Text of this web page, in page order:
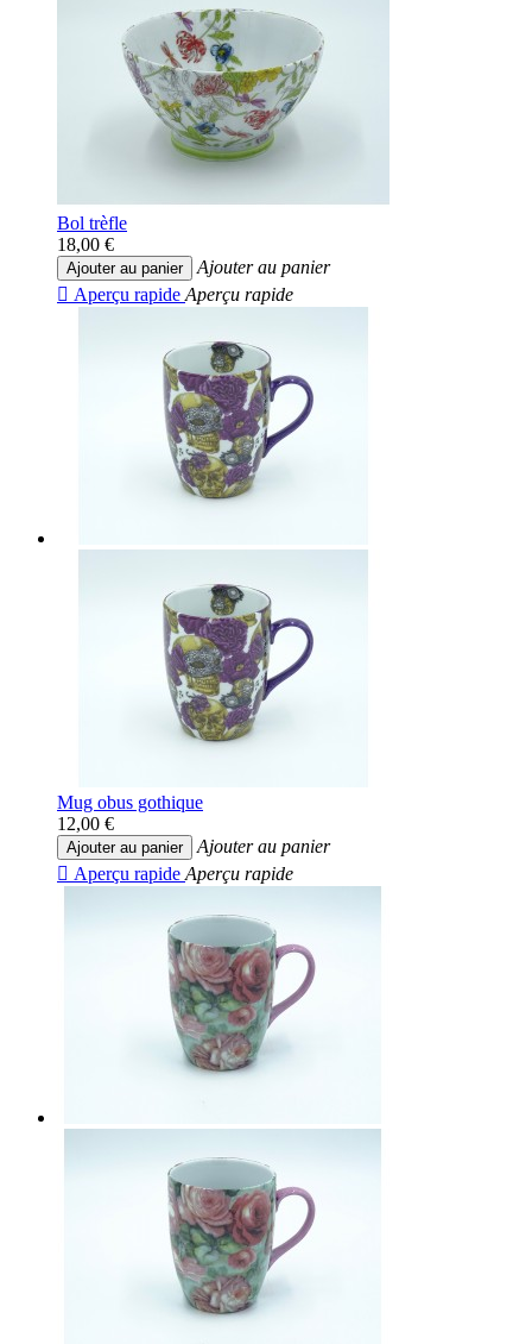
Bol trèfle
18,00 €
Ajouter au panier
Ajouter au panier
 Aperçu rapide Aperçu rapide
Mug obus gothique
12,00 €
Ajouter au panier
Ajouter au panier
 Aperçu rapide Aperçu rapide